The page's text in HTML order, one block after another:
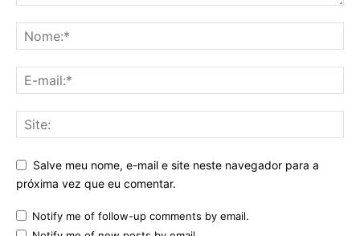
Salve meu nome, e-mail e site neste navegador para a
próxima vez que eu comentar.
Notify me of follow-up comments by email.